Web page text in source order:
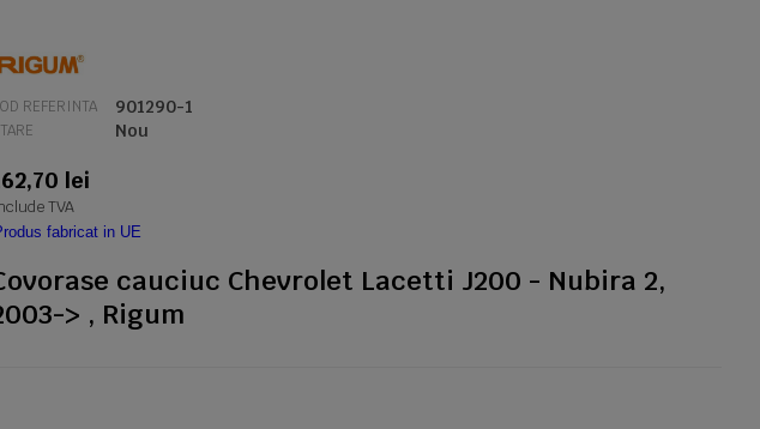
REFERINTA 901290-1
Nou
lei
TVA
fabricat in UE
cauciuc Chevrolet Lacetti J200 - Nubira 2,
> , Rigum